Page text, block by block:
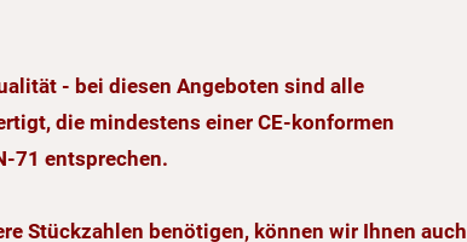
- bei diesen Angeboten sind alle
die mindestens einer CE-konformen
71 entsprechen.
Stückzahlen benötigen, können wir Ihnen auch